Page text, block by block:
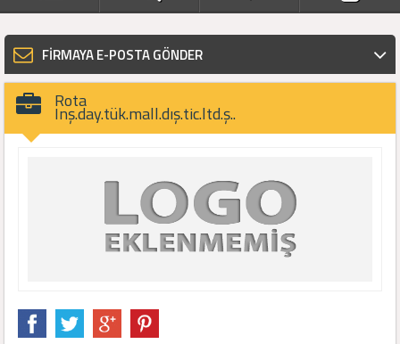
FİRMAYA E-POSTA GÖNDER
Rota
Inş.day.tük.mall.dış.tic.ltd.ş..